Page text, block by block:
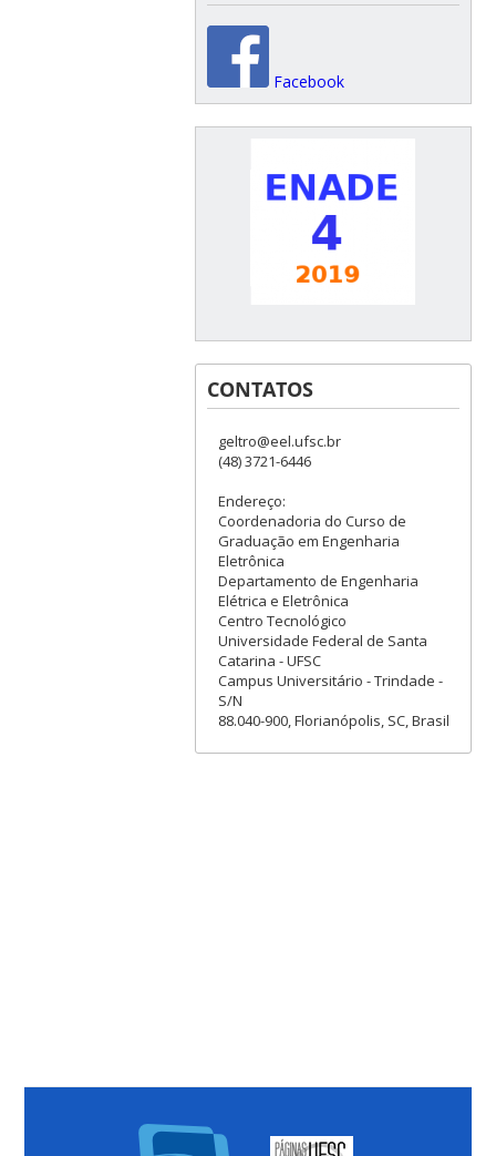
Facebook
CONTATOS
geltro@eel.ufsc.br
(48) 3721-6446
Endereço:
Coordenadoria do Curso de
Graduação em Engenharia
Eletrônica
Departamento de Engenharia
Elétrica e Eletrônica
Centro Tecnológico
Universidade Federal de Santa
Catarina - UFSC
Campus Universitário - Trindade -
S/N
88.040-900, Florianópolis, SC, Brasil